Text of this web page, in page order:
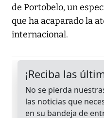
de Portobelo, un
que ha acaparado la
internacional.